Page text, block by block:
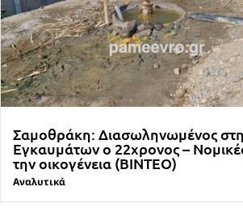
Σαμοθράκη: Διασωληνωμένος
Εγκαυμάτων ο 22χρονος –
την οικογένεια (ΒΙΝΤΕΟ)
Αναλυτικά